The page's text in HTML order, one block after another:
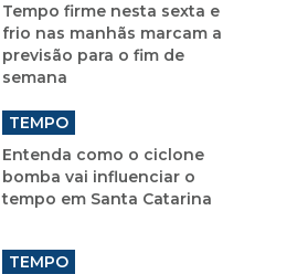
Tempo firme nesta sexta e
frio nas manhãs marcam a
previsão para o fim de
semana
TEMPO
Entenda como o ciclone
bomba vai influenciar o
tempo em Santa Catarina
TEMPO